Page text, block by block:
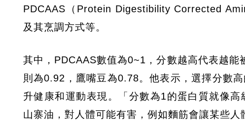
PDCAAS（Protein Digestibility Corrected
及其烹調方式等。
其中，PDCAAS數值為0~1，分數越高代表越
則為0.92，鷹嘴豆為0.78。他表示，選擇分數
升健康和運動表現。「分數為1的蛋白質就像
山寨油，對人體可能有害，例如麵筋會讓某些人